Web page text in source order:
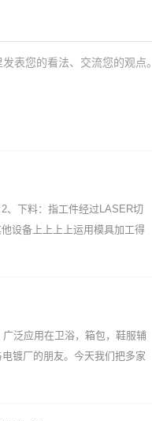
表您的看法、交流您的观点。
下料：指工件经过LASER切
设备上上上上运用模具加工得
泛应用在卫浴，箱包，鞋服辅
镀厂的朋友。今天我们把多家